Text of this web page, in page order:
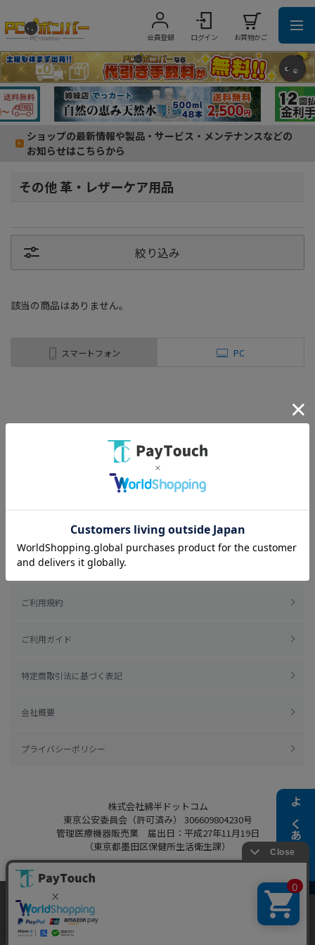
会員登録 ログイン お買物かご
ショップの最新情報や製品・サービス・メンテナンスなどの
お知らせはこちらから
よくある質問
その他 革・レザーケア用品
絞り込み
該当の商品はありません。
スマートフォン PC
ご利用規約
ご利用ガイド
特定商取引法に基づく表記
会社概要
プライバシーポリシー
株式会社綿半ドットコム
東京公安委員会（許可済み） 306609804230号
管理医療機器販売業 届出日：平成27年11月19日
（東京都墨田区保健所生活衛生課）
Copyright 2022
Powered by Watahan Partners Co., Ltd.
当ウェブサイトでは、お客様により良いサービス
をご提供するため、クッキーを利用しています。
サイト利用を継続することにより、クッキーの使
同意する